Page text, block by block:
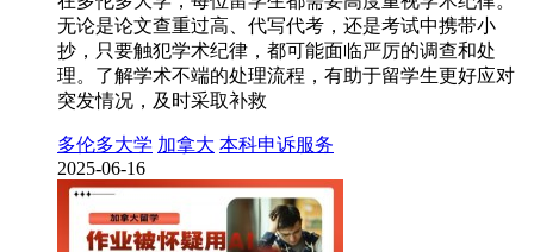
无论是论文查重过高、代写代考，还是考试中携带小
抄，只要触犯学术纪律，都可能面临严厉的调查和处
理。了解学术不端的处理流程，有助于留学生更好应对
突发情况，及时采取补救
多伦多大学 加拿大 本科申诉服务
2025-06-16